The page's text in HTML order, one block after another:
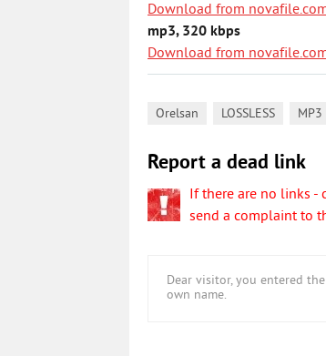
Download from
mp3, 320 kbps
Download from
Orelsan LOSSLESS MP3
Report a dead link
If there are no links -
send a complaint to
Dear visitor, you entered
own name.